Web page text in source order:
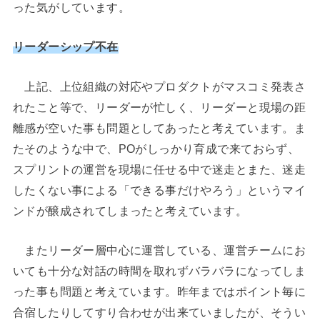
った気がしています。
リーダーシップ不在
上記、上位組織の対応やプロダクトがマスコミ発表さ
れたこと等で、リーダーが忙しく、リーダーと現場の距
離感が空いた事も問題としてあったと考えています。ま
たそのような中で、POがしっかり育成で来ておらず、
スプリントの運営を現場に任せる中で迷走とまた、迷走
したくない事による「できる事だけやろう」というマイ
ンドが醸成されてしまったと考えています。
またリーダー層中心に運営している、運営チームにお
いても十分な対話の時間を取れずバラバラになってしま
った事も問題と考えています。昨年まではポイント毎に
合宿したりしてすり合わせが出来ていましたが、そうい